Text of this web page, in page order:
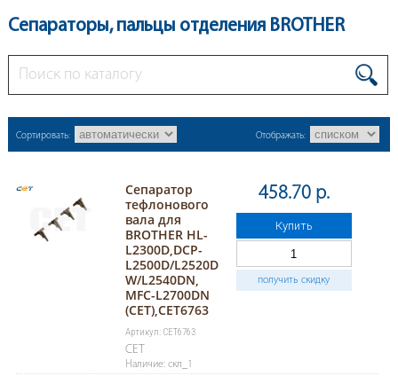
Сепараторы, пальцы отделения BROTHER
Сортировать: Отображать:
Сепаратор
тефлонового
вала для
BROTHER HL-
L2300D,DCP-
L2500D/L2520D
W/L2540DN,
MFC-L2700DN
(CET),CET6763
Артикул: CET6763
CET
Наличие: скл_1
458.70 р.
Купить
получить скидку